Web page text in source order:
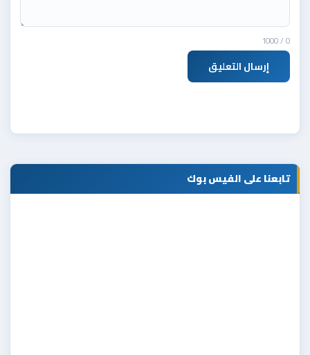
0
/ 1000
إرسال التعليق
تابعنا على الفيس بوك